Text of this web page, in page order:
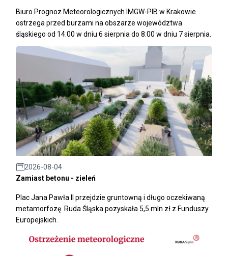
Biuro Prognoz Meteorologicznych IMGW-PIB w Krakowie
ostrzega przed burzami na obszarze województwa
śląskiego od 14:00 w dniu 6 sierpnia do 8:00 w dniu 7 sierpnia.
2026-08-04
Zamiast betonu - zieleń
Plac Jana Pawła II przejdzie gruntowną i długo oczekiwaną
metamorfozę. Ruda Śląska pozyskała 5,5 mln zł z Funduszy
Europejskich.